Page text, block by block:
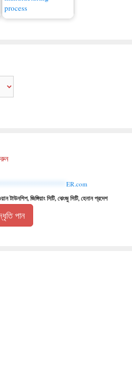
ER.com
টাউনশিপ, জিঙ্গিয়াং সিটি, ঝেংজু সিটি, হেনান প্রদেশ
পান